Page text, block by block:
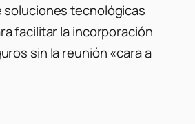
soluciones tecnológicas
facilitar la incorporación
sin la reunión «cara a